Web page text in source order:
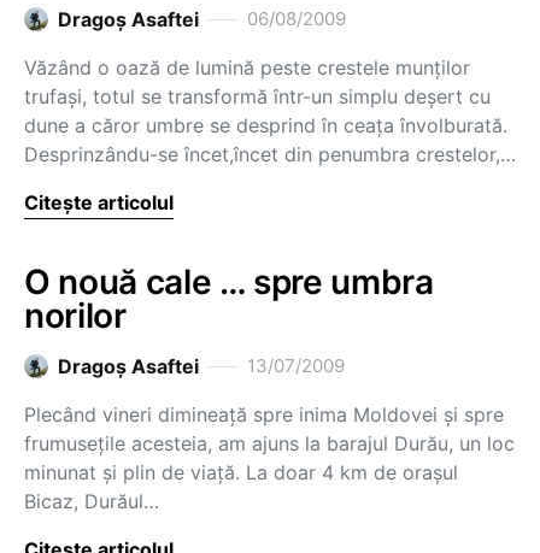
Dragoş Asaftei 06/08/2009
Văzând o oază de lumină peste crestele munţilor
trufaşi, totul se transformă într-un simplu deşert cu
dune a căror umbre se desprind în ceaţa învolburată.
Desprinzându-se încet,încet din penumbra crestelor,…
Citește articolul
O nouă cale … spre umbra
norilor
Dragoş Asaftei 13/07/2009
Plecând vineri dimineaţă spre inima Moldovei şi spre
frumuseţile acesteia, am ajuns la barajul Durău, un loc
minunat şi plin de viaţă. La doar 4 km de oraşul
Bicaz, Durăul…